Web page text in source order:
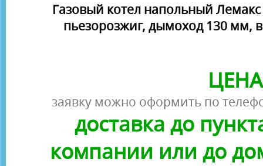
Газовый котел напольный
пьезорозжиг, дымоход 130 мм,
заявку можно оформить по
доставка до
компании или до